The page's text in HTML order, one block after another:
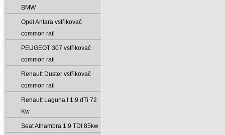
BMW
Opel Antara vstřikovač
common rail
PEUGEOT 307 vstřikovač
common rail
Renault Duster vstřikovač
common rail
Renault Laguna I 1.9 dTi 72
Kw
Seat Alhambra 1.9 TDI 85kw